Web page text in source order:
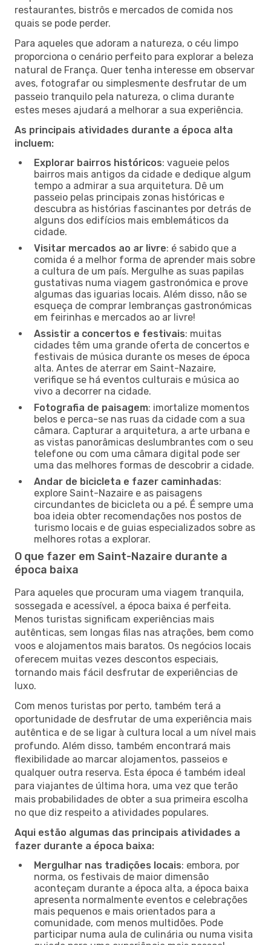
restaurantes, bistrôs e mercados de comida nos
quais se pode perder.
Para aqueles que adoram a natureza, o céu limpo
proporciona o cenário perfeito para explorar a beleza
natural de França. Quer tenha interesse em observar
aves, fotografar ou simplesmente desfrutar de um
passeio tranquilo pela natureza, o clima durante
estes meses ajudará a melhorar a sua experiência.
As principais atividades durante a época alta
incluem:
Explorar bairros históricos: vagueie pelos
bairros mais antigos da cidade e dedique algum
tempo a admirar a sua arquitetura. Dê um
passeio pelas principais zonas históricas e
descubra as histórias fascinantes por detrás de
alguns dos edifícios mais emblemáticos da
cidade.
Visitar mercados ao ar livre: é sabido que a
comida é a melhor forma de aprender mais sobre
a cultura de um país. Mergulhe as suas papilas
gustativas numa viagem gastronómica e prove
algumas das iguarias locais. Além disso, não se
esqueça de comprar lembranças gastronómicas
em feirinhas e mercados ao ar livre!
Assistir a concertos e festivais: muitas
cidades têm uma grande oferta de concertos e
festivais de música durante os meses de época
alta. Antes de aterrar em Saint-Nazaire,
verifique se há eventos culturais e música ao
vivo a decorrer na cidade.
Fotografia de paisagem: imortalize momentos
belos e perca-se nas ruas da cidade com a sua
câmara. Capturar a arquitetura, a arte urbana e
as vistas panorâmicas deslumbrantes com o seu
telefone ou com uma câmara digital pode ser
uma das melhores formas de descobrir a cidade.
Andar de bicicleta e fazer caminhadas:
explore Saint-Nazaire e as paisagens
circundantes de bicicleta ou a pé. É sempre uma
boa ideia obter recomendações nos postos de
turismo locais e de guias especializados sobre as
melhores rotas a explorar.
O que fazer em Saint-Nazaire durante a
época baixa
Para aqueles que procuram uma viagem tranquila,
sossegada e acessível, a época baixa é perfeita.
Menos turistas significam experiências mais
autênticas, sem longas filas nas atrações, bem como
voos e alojamentos mais baratos. Os negócios locais
oferecem muitas vezes descontos especiais,
tornando mais fácil desfrutar de experiências de
luxo.
Com menos turistas por perto, também terá a
oportunidade de desfrutar de uma experiência mais
autêntica e de se ligar à cultura local a um nível mais
profundo. Além disso, também encontrará mais
flexibilidade ao marcar alojamentos, passeios e
qualquer outra reserva. Esta época é também ideal
para viajantes de última hora, uma vez que terão
mais probabilidades de obter a sua primeira escolha
no que diz respeito a atividades populares.
Aqui estão algumas das principais atividades a
fazer durante a época baixa:
Mergulhar nas tradições locais: embora, por
norma, os festivais de maior dimensão
aconteçam durante a época alta, a época baixa
apresenta normalmente eventos e celebrações
mais pequenos e mais orientados para a
comunidade, com menos multidões. Pode
participar numa aula de culinária ou numa visita